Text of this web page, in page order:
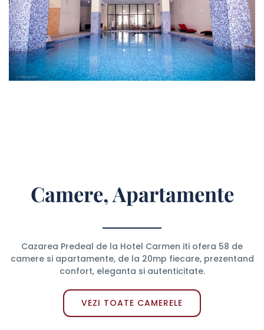
Camere, Apartamente
Cazarea Predeal de la Hotel Carmen iti ofera 58 de
camere si apartamente, de la 20mp fiecare, prezentand
confort, eleganta si autenticitate.
VEZI TOATE CAMERELE